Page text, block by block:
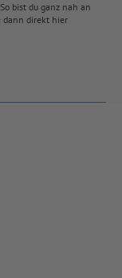
bist du ganz nah an
dann direkt hier